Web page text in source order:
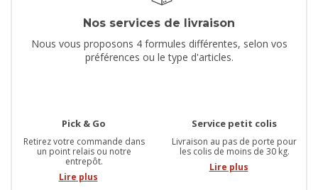
Nos services de livraison
Nous vous proposons 4 formules différentes, selon vos
préférences ou le type d'articles.
Pick & Go
Retirez votre commande dans
un point relais ou notre
entrepôt.
Lire plus
Service petit colis
Livraison au pas de porte pour
les colis de moins de 30 kg.
Lire plus